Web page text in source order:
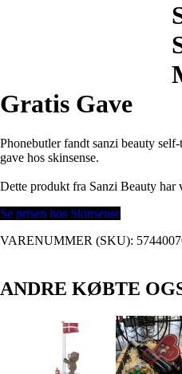
Gratis Gave
Phonebutler fandt sanzi beauty
gave hos skinsense.
Dette produkt fra Sanzi Beauty har
Se prisen hos Skinsense
VARENUMMER (SKU):
ANDRE KØBTE